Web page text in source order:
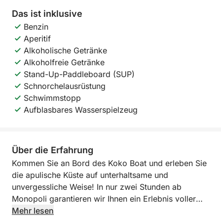
Das ist inklusive
Benzin
Aperitif
Alkoholische Getränke
Alkoholfreie Getränke
Stand-Up-Paddleboard (SUP)
Schnorchelausrüstung
Schwimmstopp
Aufblasbares Wasserspielzeug
Über die Erfahrung
Kommen Sie an Bord des Koko Boat und erleben Sie
die apulische Küste auf unterhaltsame und
unvergessliche Weise! In nur zwei Stunden ab
Monopoli garantieren wir Ihnen ein Erlebnis voller
Naturschönheiten und köstlichem Essen.
Mehr lesen